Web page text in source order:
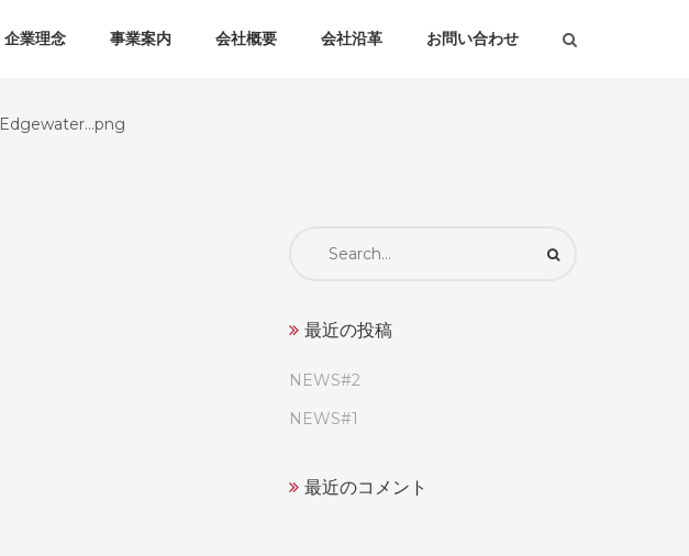
企業理念 事業案内 会社概要 会社沿革 お問い合わせ
Edgewater…png
Search
最近の投稿
NEWS#2
NEWS#1
最近のコメント